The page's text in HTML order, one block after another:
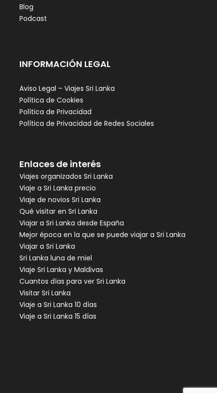
Blog
Podcast
INFORMACIÓN LEGAL
Aviso Legal – Viajes Sri Lanka
Política de Cookies
Política de Privacidad
Política de Privacidad de Redes Sociales
Enlaces de interés
Viajes organizados Sri Lanka
Viaje a Sri Lanka precio
Viaje de novios Sri Lanka
Qué visitar en Sri Lanka
Viajar a Sri Lanka desde España
Mejor época en la que se puede viajar a Sri Lanka
Viajar a Sri Lanka
Sri Lanka luna de miel
Viaje Sri Lanka y Maldivas
Cuantos días para ver Sri Lanka
Visitar Sri Lanka
Viaje a Sri Lanka 10 días
Viaje a Sri Lanka 15 días